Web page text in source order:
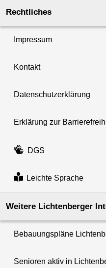
Rechtliches
Impressum
Kontakt
Datenschutzerklärung
Erklärung zur
DGS
Leichte Sprache
Weitere Lichtenberger
Bebauungspläne
Senioren aktiv in